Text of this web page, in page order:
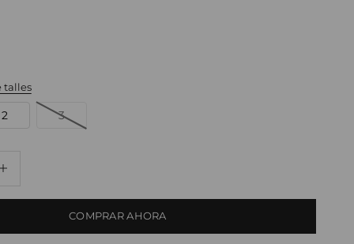
talles
2 3
COMPRAR AHORA